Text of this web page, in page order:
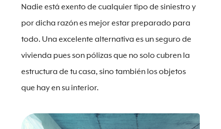
Nadie está exento de cualquier tipo de siniestro y
por dicha razón es mejor estar preparado para
todo. Una excelente alternativa es un seguro de
vivienda pues son pólizas que no solo cubren la
estructura de tu casa, sino también los objetos
que hay en su interior.